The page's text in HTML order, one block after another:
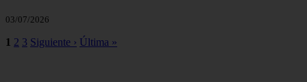
03/07/2026
1 2 3 Siguiente › Última »